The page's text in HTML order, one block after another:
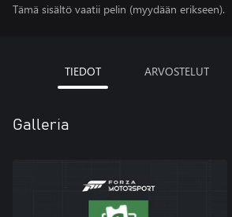
Tämä sisältö vaatii pelin (myydään erikseen).
TIEDOT ARVOSTELUT
Galleria